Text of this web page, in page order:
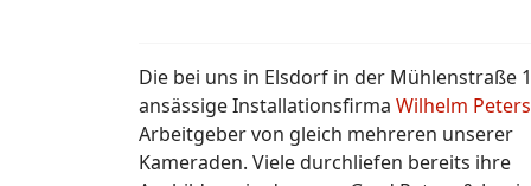
Die bei uns in Elsdorf in der Mühlenstraße
ansässige Installationsfirma Wilhelm Peters
Arbeitgeber von gleich mehreren unserer
Kameraden. Viele durchliefen bereits ihre